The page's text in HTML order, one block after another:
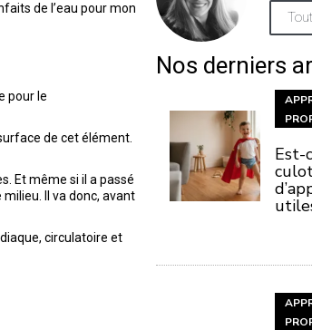
de l’eau pour mon
pour le
de cet élément.
Et même si il a passé
Il va donc, avant
circulatoire et
Nos derniers
Est-